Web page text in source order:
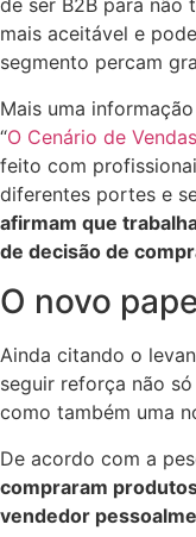
de ser B2B para não
mais aceitável e
segmento percam
Mais uma
“O Cenário de
feito com
diferentes portes e
afirmam que
de decisão de
O novo
Ainda citando o
seguir reforça não
como também uma
De acordo com a
compraram
vendedor